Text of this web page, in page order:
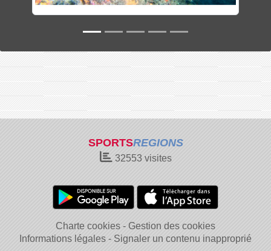
SPORTSREGIONS
32553visites
Charte cookies
Gestion des cookies
Informations légales
Signaler un contenu inapproprié